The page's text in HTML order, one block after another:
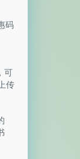
码
可
传